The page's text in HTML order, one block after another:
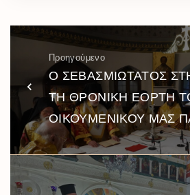
Προηγούμενο
Ο ΣΕΒΑΣΜΙΩΤΑΤΟΣ
ΤΗ ΘΡΟΝΙΚΗ ΕΟΡΤΗ
ΟΙΚΟΥΜΕΝΙΚΟΥ ΜΑΣ